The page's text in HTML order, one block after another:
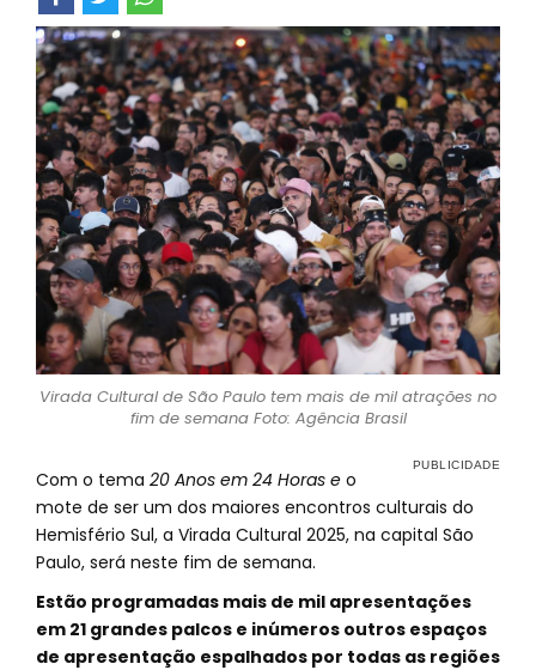
Virada Cultural de São Paulo tem mais de mil atrações no
fim de semana Foto: Agência Brasil
Com o tema 20 Anos em 24 Horas e o
mote de ser um dos maiores encontros culturais do
Hemisfério Sul, a Virada Cultural 2025, na capital São
Paulo, será neste fim de semana.
Estão programadas mais de mil apresentações
em 21 grandes palcos e inúmeros outros espaços
de apresentação espalhados por todas as regiões